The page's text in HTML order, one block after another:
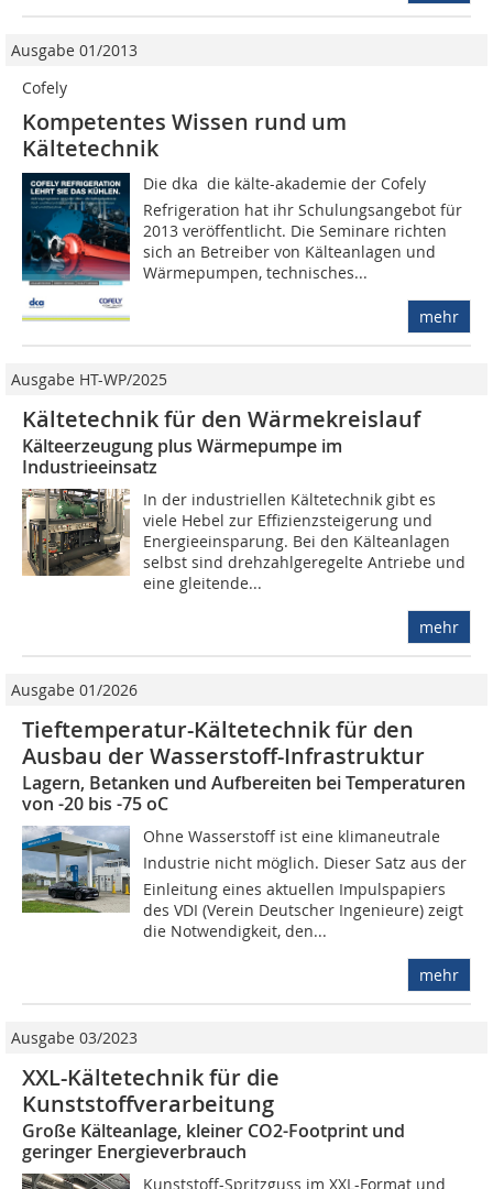
Ausgabe 01/2013
Cofely
Kompetentes Wissen rund um
Kältetechnik
Die dka  die kälte-akademie der Cofely
Refrigeration hat ihr Schulungsangebot für
2013 veröffentlicht. Die Seminare richten
sich an Betreiber von Kälteanlagen und
Wärmepumpen, technisches...
mehr
Ausgabe HT-WP/2025
Kältetechnik für den Wärmekreislauf
Kälteerzeugung plus Wärmepumpe im
Industrieeinsatz
In der industriellen Kältetechnik gibt es
viele Hebel zur Effizienzsteigerung und
Energieeinsparung. Bei den Kälteanlagen
selbst sind drehzahlgeregelte Antriebe und
eine gleitende...
mehr
Ausgabe 01/2026
Tieftemperatur-Kältetechnik für den
Ausbau der Wasserstoff-Infrastruktur
Lagern, Betanken und Aufbereiten bei Temperaturen
von -20 bis -75 oC
Ohne Wasserstoff ist eine klimaneutrale
Industrie nicht möglich. Dieser Satz aus der
Einleitung eines aktuellen Impulspapiers
des VDI (Verein Deutscher Ingenieure) zeigt
die Notwendigkeit, den...
mehr
Ausgabe 03/2023
XXL-Kältetechnik für die
Kunststoffverarbeitung
Große Kälteanlage, kleiner CO2-Footprint und
geringer Energieverbrauch
Kunststoff-Spritzguss im XXL-Format und